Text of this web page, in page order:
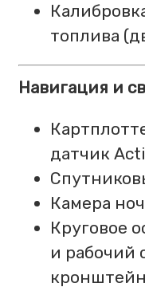
топлива
Навигация и
датчик
Камера
Круговое
и рабочий